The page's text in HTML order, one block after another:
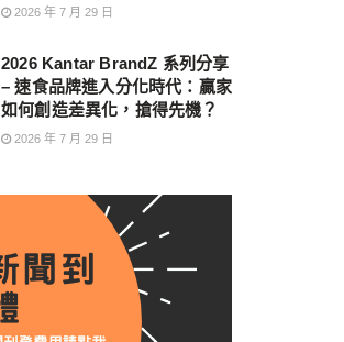
2026 年 7 月 29 日
2026 Kantar BrandZ 系列分享
– 速食品牌進入分化時代：贏家
如何創造差異化，搶得先機？
2026 年 7 月 29 日